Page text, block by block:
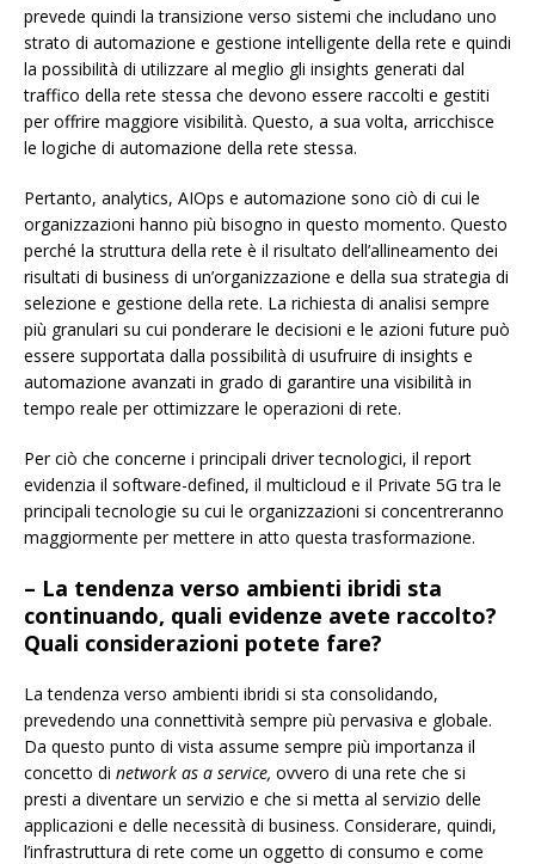
prevede quindi la transizione verso sistemi che includano uno
strato di automazione e gestione intelligente della rete e quindi
la possibilità di utilizzare al meglio gli insights generati dal
traffico della rete stessa che devono essere raccolti e gestiti
per offrire maggiore visibilità. Questo, a sua volta, arricchisce
le logiche di automazione della rete stessa.
Pertanto, analytics, AIOps e automazione sono ciò di cui le
organizzazioni hanno più bisogno in questo momento. Questo
perché la struttura della rete è il risultato dell’allineamento dei
risultati di business di un’organizzazione e della sua strategia di
selezione e gestione della rete. La richiesta di analisi sempre
più granulari su cui ponderare le decisioni e le azioni future può
essere supportata dalla possibilità di usufruire di insights e
automazione avanzati in grado di garantire una visibilità in
tempo reale per ottimizzare le operazioni di rete.
Per ciò che concerne i principali driver tecnologici, il report
evidenzia il software-defined, il multicloud e il Private 5G tra le
principali tecnologie su cui le organizzazioni si concentreranno
maggiormente per mettere in atto questa trasformazione.
– La tendenza verso ambienti ibridi sta
continuando, quali evidenze avete raccolto?
Quali considerazioni potete fare?
La tendenza verso ambienti ibridi si sta consolidando,
prevedendo una connettività sempre più pervasiva e globale.
Da questo punto di vista assume sempre più importanza il
concetto di network as a service, ovvero di una rete che si
presti a diventare un servizio e che si metta al servizio delle
applicazioni e delle necessità di business. Considerare, quindi,
l’infrastruttura di rete come un oggetto di consumo e come